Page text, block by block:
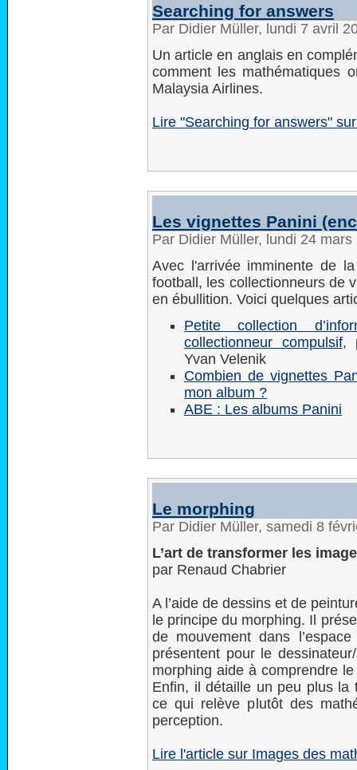
Searching for answers
Par Didier Müller, lundi 7 avril
Un article en anglais en
comment les mathématiques
Malaysia Airlines.
Lire "Searching for answers"
Les vignettes Panini
Par Didier Müller, lundi 24
Avec l'arrivée imminente de
football, les collectionneurs de
en ébullition. Voici quelques
Petite collection
collectionneur compulsif,
Yvan Velenik
Combien de vignettes
mon album ?
ABE : Les albums Panini
Le morphing
Par Didier Müller, samedi 8
L’art de transformer les
par Renaud Chabrier
A l’aide de dessins et de
le principe du morphing. Il
de mouvement dans
présentent pour le
morphing aide à comprendre
Enfin, il détaille un peu plus la
ce qui relève plutôt des
perception.
Lire l'article sur Images des